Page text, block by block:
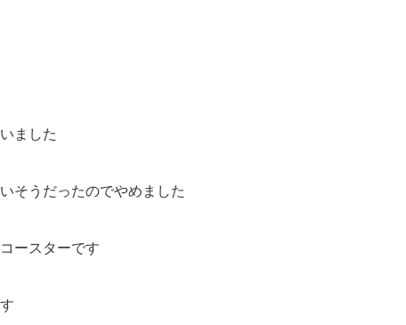
ました
そうだったのでやめました
ースターです